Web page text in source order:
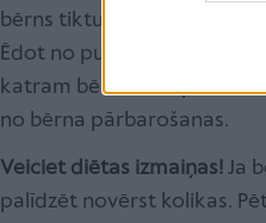
bērns tiktu pozicionēts 30-
Ēdot no pudelītes, ir
katram bērnam
no bērna pārbarošanas.
Veiciet diētas izmaiņas! Ja
palīdzēt novērst kolikas.